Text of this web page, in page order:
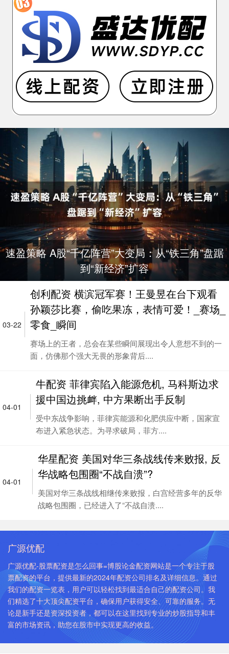
速盈策略 A股“千亿阵营”大变局：从“铁三角”盘踞
到“新经济”扩容
03-22
创利配资 横滨冠军赛！王曼昱在台下观看
孙颖莎比赛，偷吃果冻，表情可爱！_赛场_
零食_瞬间
赛场上的王者，总会在某些瞬间展现出令人意想不到的一
面，仿佛那个强大无畏的形象背后....
04-01
牛配资 菲律宾陷入能源危机, 马科斯边求
援中国边挑衅, 中方果断出手反制
受中东战争影响，菲律宾能源和化肥供应中断，国家宣
布进入紧急状态。为寻求破局，菲方....
04-01
华星配资 美国对华三条战线传来败报, 反
华战略包围圈“不战自溃”?
美国对华三条战线相继传来败报，白宫经营多年的反华
战略包围圈，已经进入了“不战自溃....
广源优配
广源优配-股票配资是怎么回事=博股论金配资网站是一个专注于股
票配资的平台，提供最新的2024年配资公司排名及详细信息。通过
我们的配资一览表，用户可以轻松找到最适合自己的配资公司。我
们精选了十大顶尖配资平台，确保用户获得安全、可靠的服务。无
论是新手还是资深投资者，都可以在这里找到专业的炒股指导和丰
富的市场资讯，助您在股市中实现更高的收益。